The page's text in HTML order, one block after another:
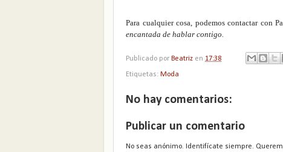
Para cualquier cosa, podemos contactar con
encantada de hablar contigo.
Publicado por Beatriz en 17:38
Etiquetas: Moda
No hay comentarios:
Publicar un comentario
No seas anónimo. Identifícate siempre.